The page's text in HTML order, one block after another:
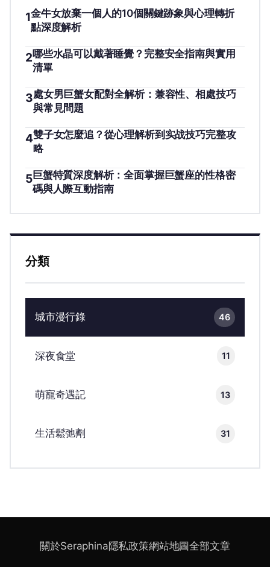
1金牛女放棄一個人的10個關鍵跡象與心理轉折
點深度解析
2哪些水晶可以戴著睡覺？完整安全指南與實用
清單
3處女男巨蟹女配對全解析：兼容性、相處技巧
與常見問題
4雙子女怎麼追？從心理解析到实战技巧完整攻
略
5巨蟹特質深度解析：全面掌握巨蟹座的性格密
碼與人際互動指南
分類
城市漫行錄 46
深夜食堂 11
萌寵奇遇記 13
生活鬆弛劑 31
關於Seraphina隱私政策網站地圖全部文章